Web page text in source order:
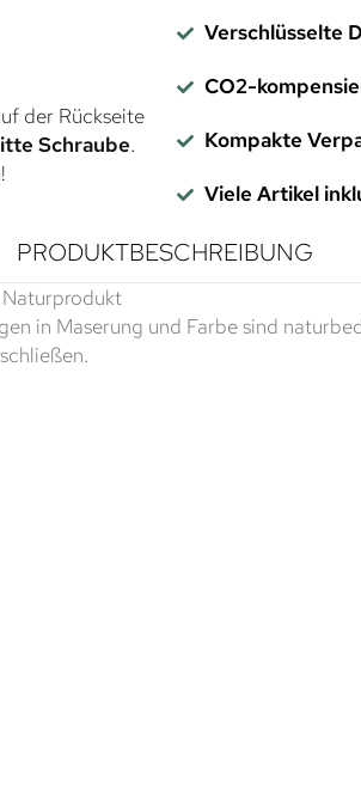
der Rückseite
Schraube.
Verschlüsselte
CO2-
Kompakte
Viele Artikel
PRODUKTBESCHREIBUNG
in Maserung und Farbe sind